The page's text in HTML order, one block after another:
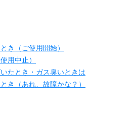
き（ご使用開始）
用中止）
たとき・ガス臭いときは
き（あれ、故障かな？）